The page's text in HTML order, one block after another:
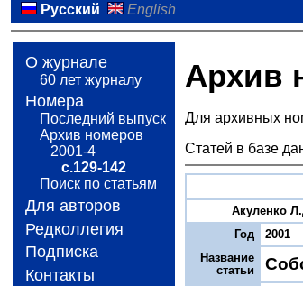
Русский English
О журнале
60 лет журналу
Номера
Последний выпуск
Архив номеров
2001-4
с.129-142
Поиск по статьям
Для авторов
Редколлегия
Подписка
Контакты
Архив
Для архивных
Статей в базе
Акуленко
Год
2001
Название
статьи